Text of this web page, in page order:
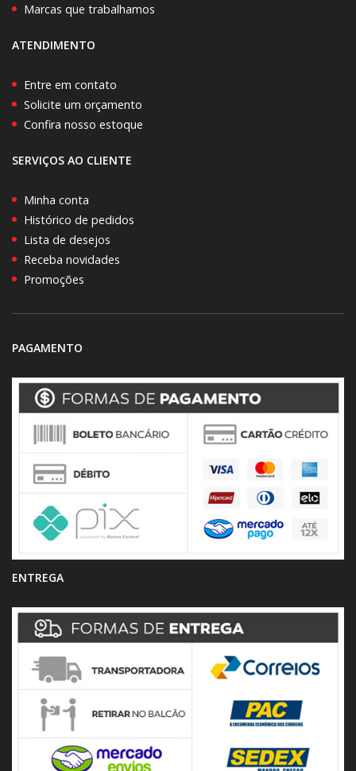
Marcas que trabalhamos
ATENDIMENTO
Entre em contato
Solicite um orçamento
Confira nosso estoque
SERVIÇOS AO CLIENTE
Minha conta
Histórico de pedidos
Lista de desejos
Receba novidades
Promoções
PAGAMENTO
ENTREGA